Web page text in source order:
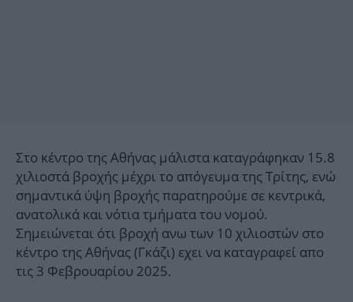
Στο κέντρο της Αθήνας μάλιστα καταγράφηκαν 15.8
χιλιοστά βροχής μέχρι το απόγευμα της Τρίτης, ενώ
σημαντικά ύψη βροχής παρατηρούμε σε κεντρικά,
ανατολικά και νότια τμήματα του νομού.
Σημειώνεται ότι βροχή ανω των 10 χιλιοστών στο
κέντρο της Αθήνας (Γκάζι) εχει να καταγραφεί απο
τις 3 Φεβρουαρίου 2025.